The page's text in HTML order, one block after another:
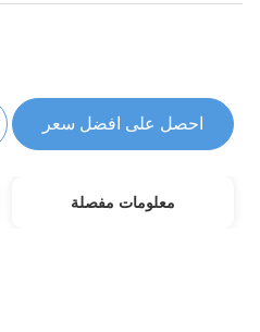
احصل على افضل سعر
معلومات مفصلة